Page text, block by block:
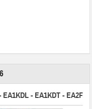
- EA1KDT - EA2FBJ -